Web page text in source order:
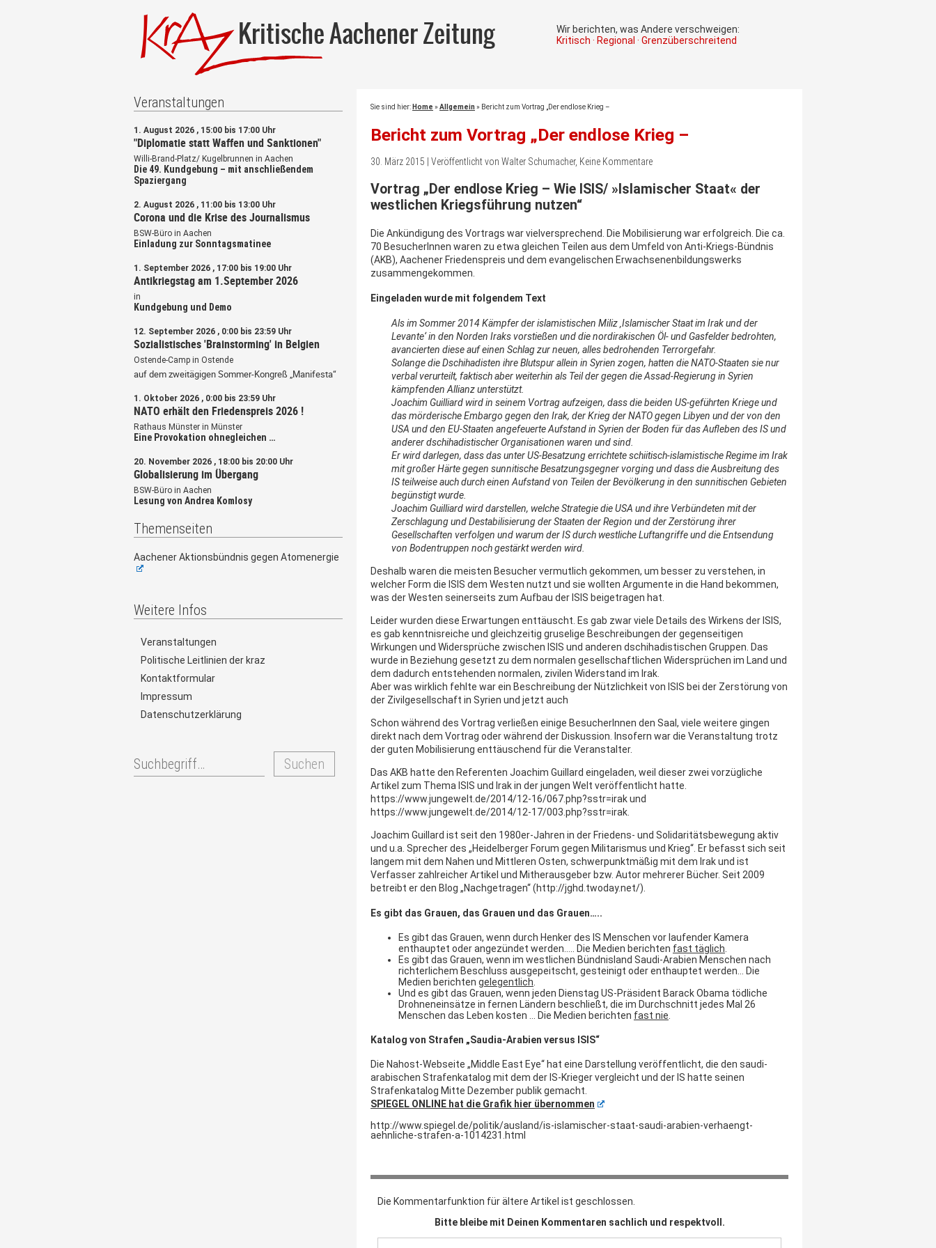
Kritische Aachener Zeitung
Wir berichten, was Andere verschweigen:
Kritisch · Regional · Grenzüberschreitend
Sie sind hier: Home » Allgemein » Bericht zum Vortrag „Der endlose Krieg –
Bericht zum Vortrag „Der endlose Krieg –
30. März 2015 | Veröffentlicht von Walter Schumacher, Keine Kommentare
Vortrag „Der endlose Krieg – Wie ISIS/ »Islamischer Staat« der
westlichen Kriegsführung nutzen“
Die Ankündigung des Vortrags war vielversprechend. Die Mobilisierung war erfolgreich. Die ca.
70 BesucherInnen waren zu etwa gleichen Teilen aus dem Umfeld von Anti-Kriegs-Bündnis
(AKB), Aachener Friedenspreis und dem evangelischen Erwachsenenbildungswerks
zusammengekommen.
Eingeladen wurde mit folgendem Text
Als im Sommer 2014 Kämpfer der islamistischen Miliz ‚Islamischer Staat im Irak und der
Levante‘ in den Norden Iraks vorstießen und die nordirakischen Öl- und Gasfelder bedrohten,
avancierten diese auf einen Schlag zur neuen, alles bedrohenden Terrorgefahr.
Solange die Dschihadisten ihre Blutspur allein in Syrien zogen, hatten die NATO-Staaten sie nur
verbal verurteilt, faktisch aber weiterhin als Teil der gegen die Assad-Regierung in Syrien
kämpfenden Allianz unterstützt.
Joachim Guilliard wird in seinem Vortrag aufzeigen, dass die beiden US-geführten Kriege und
das mörderische Embargo gegen den Irak, der Krieg der NATO gegen Libyen und der von den
USA und den EU-Staaten angefeuerte Aufstand in Syrien der Boden für das Aufleben des IS und
anderer dschihadistischer Organisationen waren und sind.
Er wird darlegen, dass das unter US-Besatzung errichtete schiitisch-islamistische Regime im Irak
mit großer Härte gegen sunnitische Besatzungsgegner vorging und dass die Ausbreitung des
IS teilweise auch durch einen Aufstand von Teilen der Bevölkerung in den sunnitischen Gebieten
begünstigt wurde.
Joachim Guilliard wird darstellen, welche Strategie die USA und ihre Verbündeten mit der
Zerschlagung und Destabilisierung der Staaten der Region und der Zerstörung ihrer
Gesellschaften verfolgen und warum der IS durch westliche Luftangriffe und die Entsendung
von Bodentruppen noch gestärkt werden wird.
Deshalb waren die meisten Besucher vermutlich gekommen, um besser zu verstehen, in
welcher Form die ISIS dem Westen nutzt und sie wollten Argumente in die Hand bekommen,
was der Westen seinerseits zum Aufbau der ISIS beigetragen hat.
Leider wurden diese Erwartungen enttäuscht. Es gab zwar viele Details des Wirkens der ISIS,
es gab kenntnisreiche und gleichzeitig gruselige Beschreibungen der gegenseitigen
Wirkungen und Widersprüche zwischen ISIS und anderen dschihadistischen Gruppen. Das
wurde in Beziehung gesetzt zu dem normalen gesellschaftlichen Widersprüchen im Land und
dem dadurch entstehenden normalen, zivilen Widerstand im Irak.
Aber was wirklich fehlte war ein Beschreibung der Nützlichkeit von ISIS bei der Zerstörung von
der Zivilgesellschaft in Syrien und jetzt auch
Schon während des Vortrag verließen einige BesucherInnen den Saal, viele weitere gingen
direkt nach dem Vortrag oder während der Diskussion. Insofern war die Veranstaltung trotz
der guten Mobilisierung enttäuschend für die Veranstalter.
Das AKB hatte den Referenten Joachim Guillard eingeladen, weil dieser zwei vorzügliche
Artikel zum Thema ISIS und Irak in der jungen Welt veröffentlicht hatte.
https://www.jungewelt.de/2014/12-16/067.php?sstr=irak und
https://www.jungewelt.de/2014/12-17/003.php?sstr=irak.
Joachim Guillard ist seit den 1980er-Jahren in der Friedens- und Solidaritätsbewegung aktiv
und u.a. Sprecher des „Heidelberger Forum gegen Militarismus und Krieg“. Er befasst sich seit
langem mit dem Nahen und Mittleren Osten, schwerpunktmäßig mit dem Irak und ist
Verfasser zahlreicher Artikel und Mitherausgeber bzw. Autor mehrerer Bücher. Seit 2009
betreibt er den Blog „Nachgetragen“ (http://jghd.twoday.net/).
Es gibt das Grauen, das Grauen und das Grauen…..
Es gibt das Grauen, wenn durch Henker des IS Menschen vor laufender Kamera
enthauptet oder angezündet werden….. Die Medien berichten fast täglich
Es gibt das Grauen, wenn im westlichen Bündnisland Saudi-Arabien Menschen nach
richterlichem Beschluss ausgepeitscht, gesteinigt oder enthauptet werden… Die
Medien berichten gelegentlich
Und es gibt das Grauen, wenn jeden Dienstag US-Präsident Barack Obama tödliche
Drohneneinsätze in fernen Ländern beschließt, die im Durchschnitt jedes Mal 26
Menschen das Leben kosten … Die Medien berichten fast nie
Katalog von Strafen „Saudia-Arabien versus ISIS“
Die Nahost-Webseite „Middle East Eye“ hat eine Darstellung veröffentlicht, die den saudi-
arabischen Strafenkatalog mit dem der IS-Krieger vergleicht und der IS hatte seinen
Strafenkatalog Mitte Dezember publik gemacht.
SPIEGEL ONLINE hat die Grafik hier übernommen
http://www.spiegel.de/politik/ausland/is-islamischer-staat-saudi-arabien-verhaengt-
aehnliche-strafen-a-1014231.html
Die Kommentarfunktion für ältere Artikel ist geschlossen.
Bitte bleibe mit Deinen Kommentaren sachlich und respektvoll.
Veranstaltungen
1. August 2026 , 15:00 bis 17:00 Uhr
"Diplomatie statt Waffen und Sanktionen"
Willi-Brand-Platz/ Kugelbrunnen in Aachen
Die 49. Kundgebung – mit anschließendem
Spaziergang
2. August 2026 , 11:00 bis 13:00 Uhr
Corona und die Krise des Journalismus
BSW-Büro in Aachen
Einladung zur Sonntagsmatinee
1. September 2026 , 17:00 bis 19:00 Uhr
Antikriegstag am 1.September 2026
in
Kundgebung und Demo
12. September 2026 , 0:00 bis 23:59 Uhr
Sozialistisches 'Brainstorming' in Belgien
Ostende-Camp in Ostende
auf dem zweitägigen Sommer-Kongreß „Manifesta“
1. Oktober 2026 , 0:00 bis 23:59 Uhr
NATO erhält den Friedenspreis 2026 !
Rathaus Münster in Münster
Eine Provokation ohnegleichen …
20. November 2026 , 18:00 bis 20:00 Uhr
Globalisierung im Übergang
BSW-Büro in Aachen
Lesung von Andrea Komlosy
Themenseiten
Aachener Aktionsbündnis gegen Atomenergie
Weitere Infos
Veranstaltungen
Politische Leitlinien der kraz
Kontaktformular
Impressum
Datenschutzerklärung
Suchen